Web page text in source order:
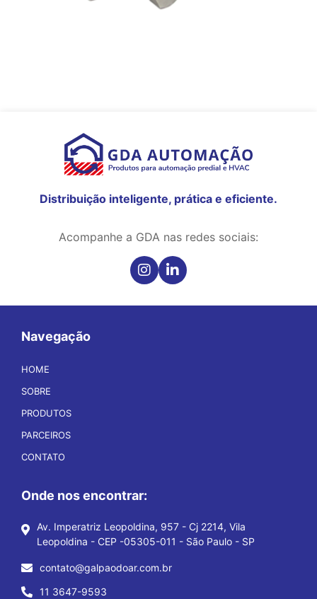
Distribuição inteligente, prática e eficiente.
Acompanhe a GDA nas redes sociais:
Navegação
HOME
SOBRE
PRODUTOS
PARCEIROS
CONTATO
Onde nos encontrar:
Av. Imperatriz Leopoldina, 957 - Cj 2214, Vila
Leopoldina - CEP -05305-011 - São Paulo - SP
contato@galpaodoar.com.br
11 3647-9593